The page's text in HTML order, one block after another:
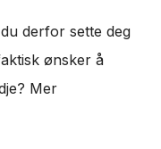
derfor sette deg
ønsker å
Mer